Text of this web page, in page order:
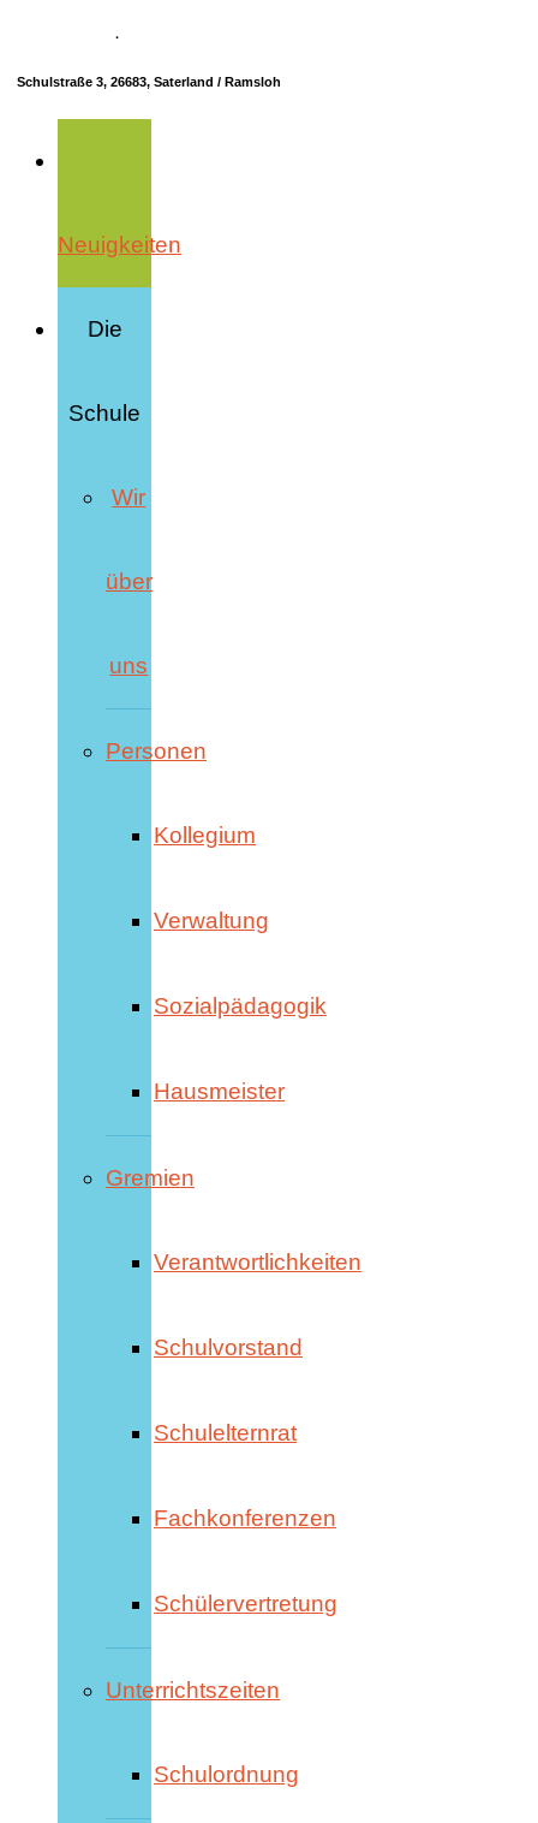
·
Schulstraße 3, 26683, Saterland / Ramsloh
Neuigkeiten
Die
Schule
Wir
über
uns
Personen
Kollegium
Verwaltung
Sozialpädagogik
Hausmeister
Gremien
Verantwortlichkeiten
Schulvorstand
Schulelternrat
Fachkonferenzen
Schülervertretung
Unterrichtszeiten
Schulordnung